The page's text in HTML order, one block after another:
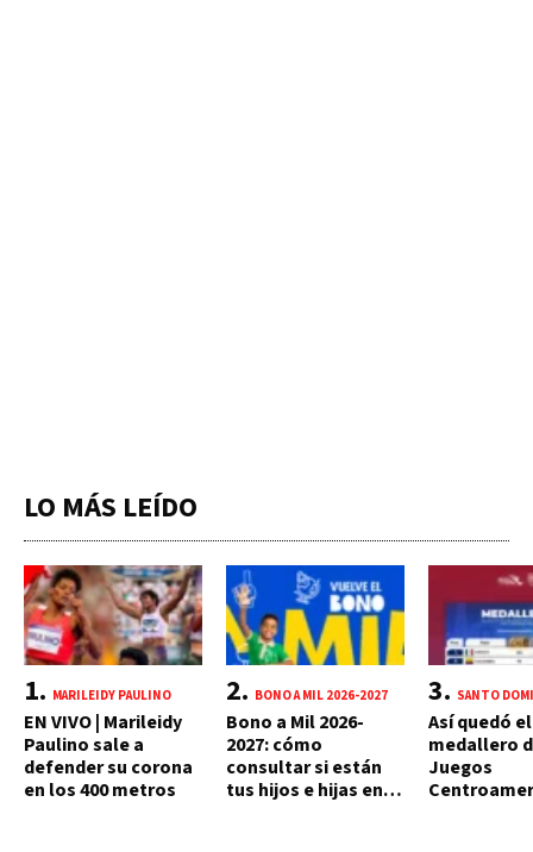
LO MÁS LEÍDO
MARILEIDY PAULINO
EN VIVO | Marileidy
Paulino sale a
defender su corona
en los 400 metros
BONO A MIL 2026-2027
Bono a Mil 2026-
2027: cómo
consultar si están
tus hijos e hijas en la
SANTO
Así quedó el
medallero
Juegos